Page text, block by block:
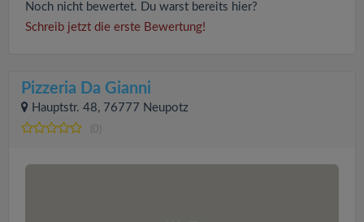
Noch nicht bewertet. Du warst bereits hier?
Schreib jetzt die erste Bewertung!
Pizzeria Da Gianni
Hauptstr. 48, 76777 Neupotz
(0)